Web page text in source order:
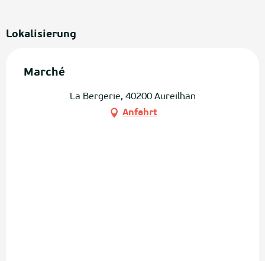
Lokalisierung
Marché
La Bergerie, 40200 Aureilhan
Anfahrt